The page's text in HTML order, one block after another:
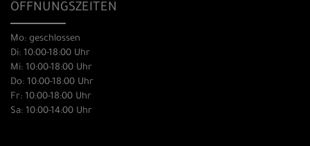
ÖFFNUNGSZEITEN
Mo: geschlossen
Di: 10:00-18:00 Uhr
Mi: 10:00-18:00 Uhr
Do: 10:00-18:00 Uhr
Fr: 10:00-18:00 Uhr
Sa: 10:00-14:00 Uhr